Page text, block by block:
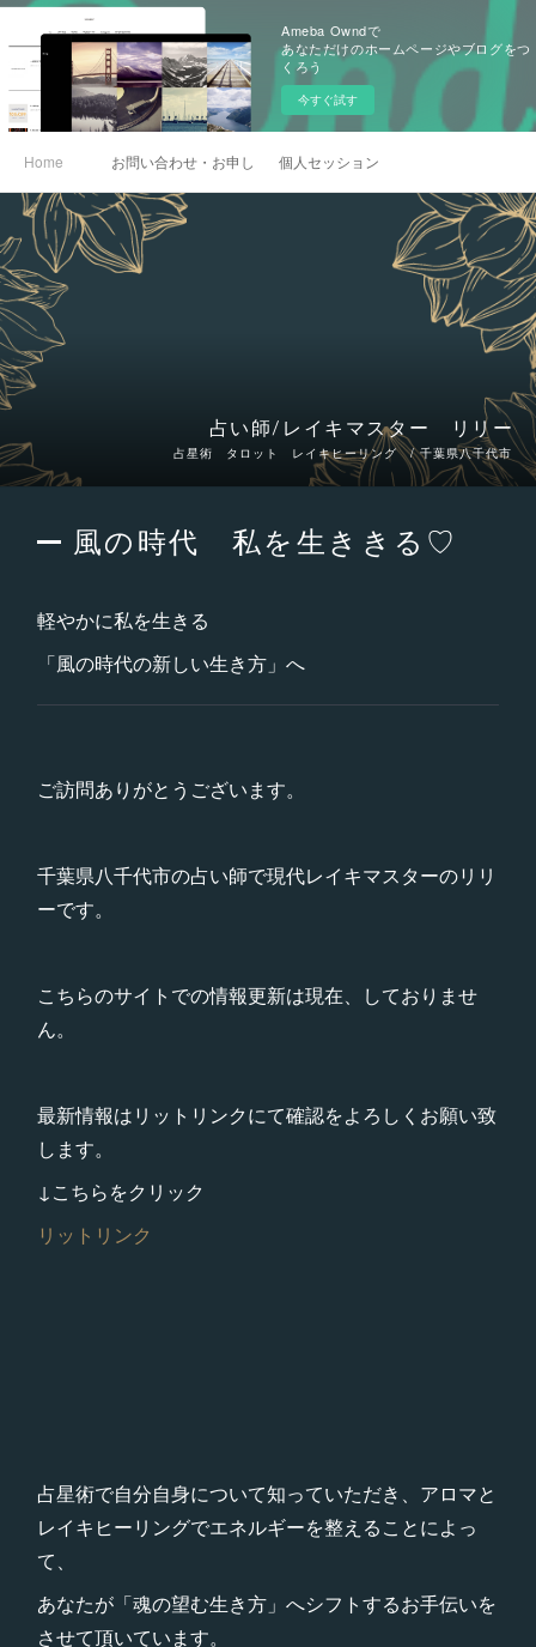
Ameba Owndで
あなただけのホームページやブログをつ
くろう
今すぐ試す
Home お問い合わせ・お申し込み個人セッション
占い師/レイキマスター リリー
占星術 タロット レイキヒーリング / 千葉県八千代市
風の時代 私を生ききる♡
軽やかに私を生きる
「風の時代の新しい生き方」へ
ご訪問ありがとうございます。
千葉県八千代市の占い師で現代レイキマスターのリリ
ーです。
こちらのサイトでの情報更新は現在、しておりませ
ん。
最新情報はリットリンクにて確認をよろしくお願い致
します。
↓こちらをクリック
リットリンク
占星術で自分自身について知っていただき、アロマと
レイキヒーリングでエネルギーを整えることによっ
て、
あなたが「魂の望む生き方」へシフトするお手伝いを
させて頂いています。